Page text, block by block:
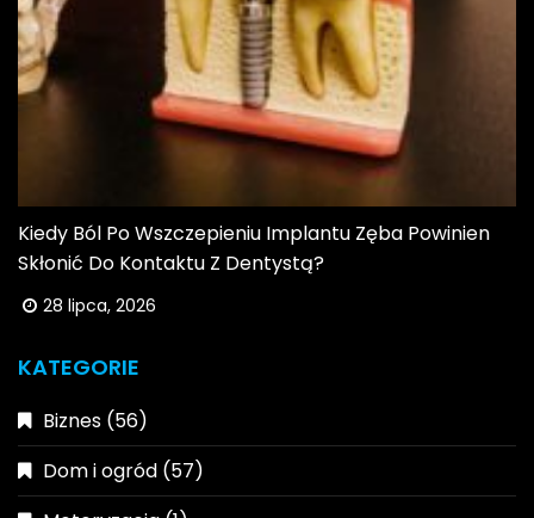
Kiedy Ból Po Wszczepieniu Implantu Zęba Powinien
Skłonić Do Kontaktu Z Dentystą?
28 lipca, 2026
KATEGORIE
Biznes (56)
Dom i ogród (57)